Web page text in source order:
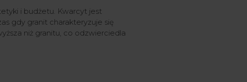
i budżetu. Kwarcyt jest
gdy granit charakteryzuje się
niż granitu, co odzwierciedla